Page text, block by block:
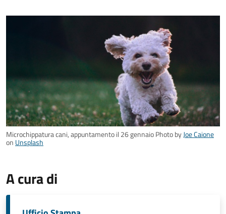
Microchippatura cani, appuntamento il 26 gennaio Photo byJoe Caione
on Unsplash
A cura di